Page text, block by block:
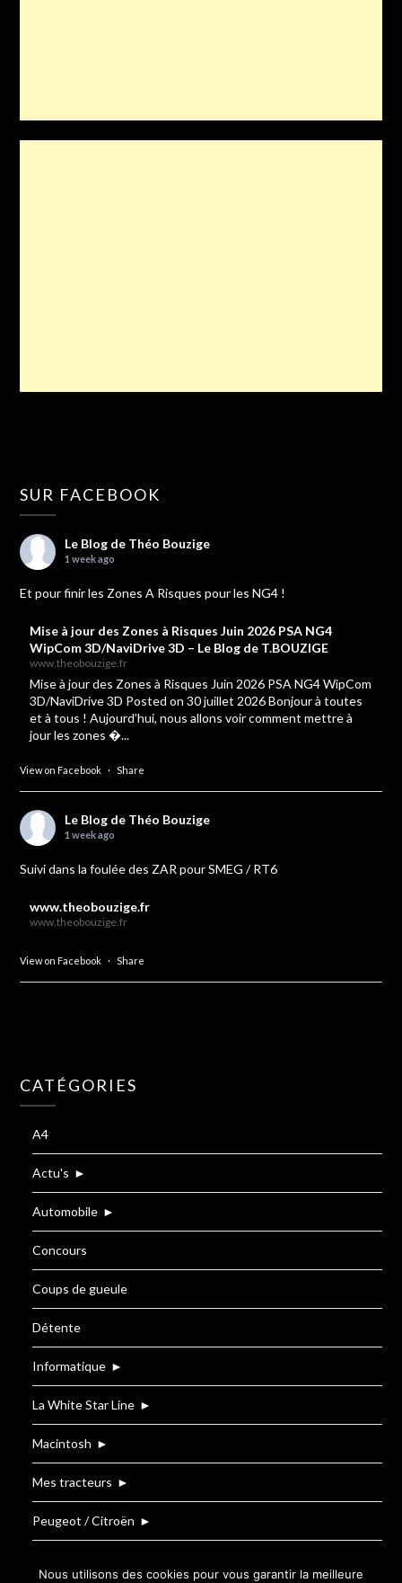
SUR FACEBOOK
Le Blog de Théo Bouzige
1 week ago
Et pour finir les Zones A Risques pour les NG4 !
Mise à jour des Zones à Risques Juin 2026 PSA NG4
WipCom 3D/NaviDrive 3D – Le Blog de T.BOUZIGE
www.theobouzige.fr
Mise à jour des Zones à Risques Juin 2026 PSA NG4 WipCom
3D/NaviDrive 3D Posted on 30 juillet 2026 Bonjour à toutes
et à tous ! Aujourd’hui, nous allons voir comment mettre à
jour les zones �...
View on Facebook · Share
Le Blog de Théo Bouzige
1 week ago
Suivi dans la foulée des ZAR pour SMEG / RT6
www.theobouzige.fr
www.theobouzige.fr
View on Facebook · Share
CATÉGORIES
A4
Actu's ►
Automobile ►
Concours
Coups de gueule
Détente
Informatique ►
La White Star Line ►
Macintosh ►
Mes tracteurs ►
Peugeot / Citroën ►
Nous utilisons des cookies pour vous garantir la meilleure